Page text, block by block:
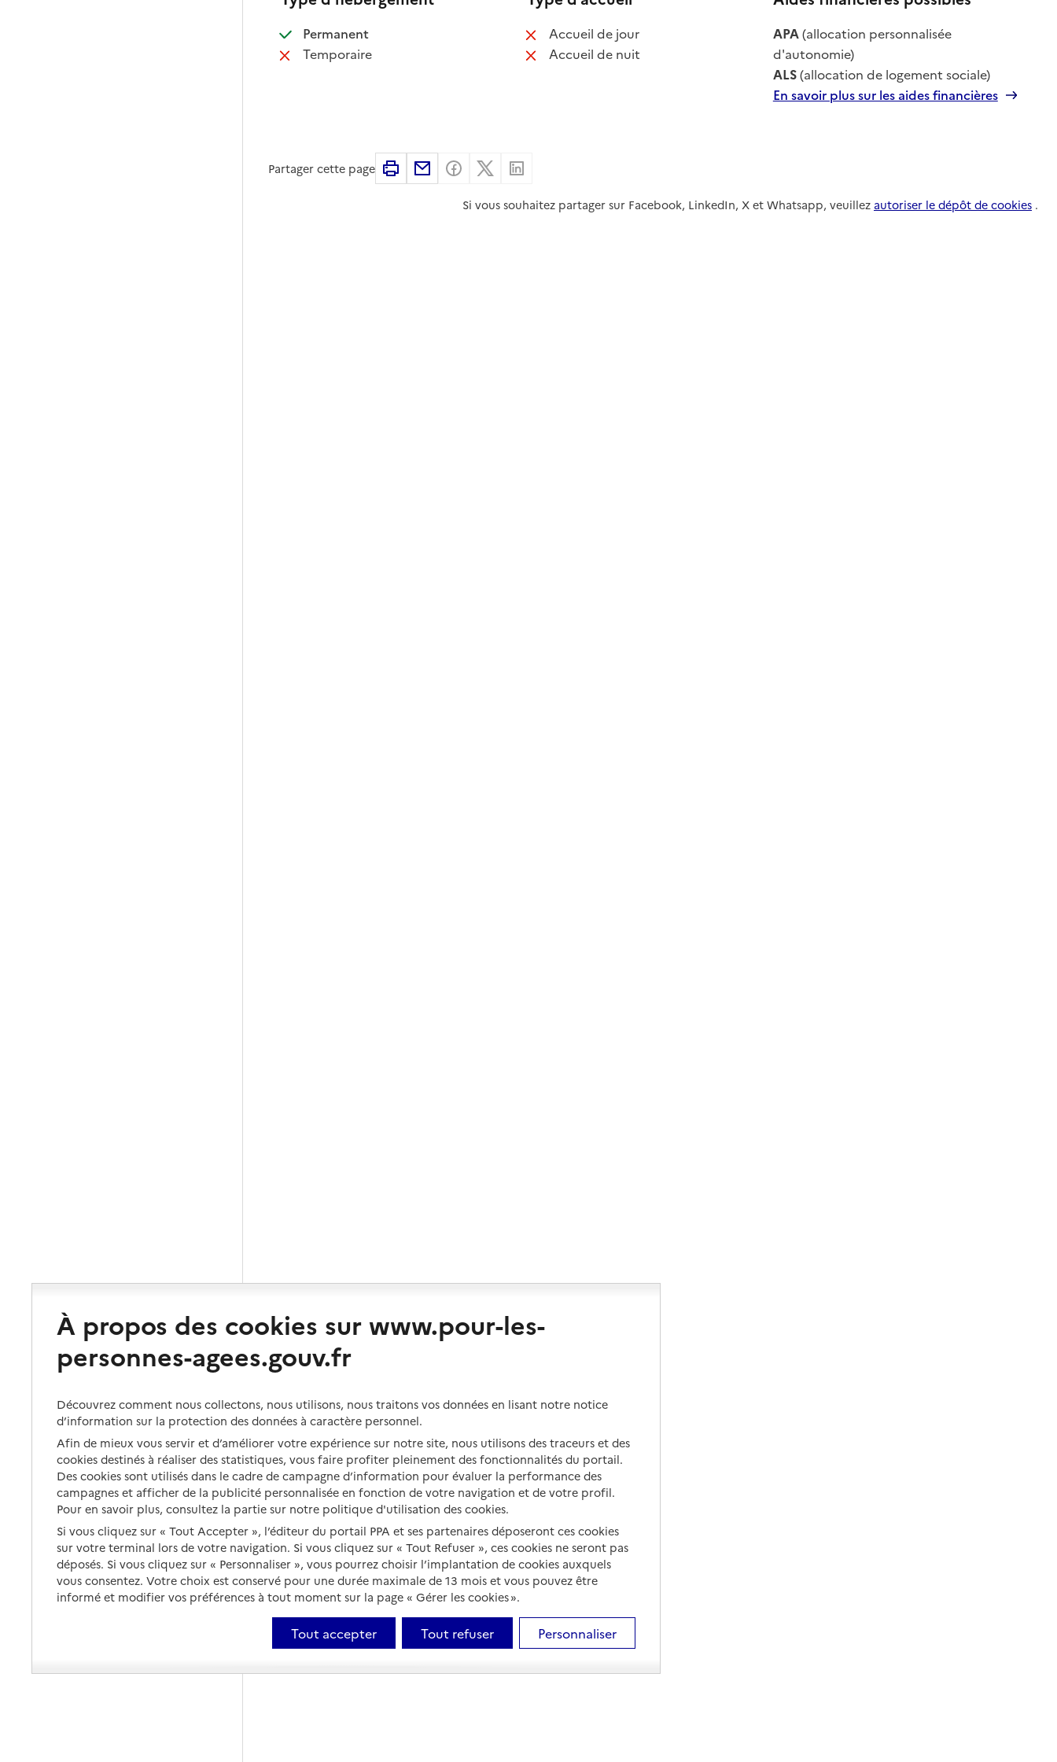
Permanent: disponible
Temporaire: non disponible
Accueil de jour: non disponible
Accueil de nuit: non disponible
APA(allocation personnalisée
d'autonomie)
ALS(allocation de logement sociale)
En savoir plus sur les aides financières
Partager cette page ImprimerPartager par email
Partager sur Facebook
Partager sur X
Si vous souhaitez partager sur Facebook, LinkedIn, X et Whatsapp, veuillez autoriser le dépôt de cookies .
À propos des cookies sur www.pour-les-
personnes-agees.gouv.fr
Découvrez comment nous collectons, nous utilisons, nous traitons vos données en lisant notre notice
d’information sur la protection des données à caractère personnel.
Afin de mieux vous servir et d’améliorer votre expérience sur notre site, nous utilisons des traceurs et des
cookies destinés à réaliser des statistiques, vous faire profiter pleinement des fonctionnalités du portail.
Des cookies sont utilisés dans le cadre de campagne d’information pour évaluer la performance des
campagnes et afficher de la publicité personnalisée en fonction de votre navigation et de votre profil.
Pour en savoir plus, consultez la partie sur notre politique d'utilisation des cookies.
Si vous cliquez sur « Tout Accepter », l’éditeur du portail PPA et ses partenaires déposeront ces cookies
sur votre terminal lors de votre navigation. Si vous cliquez sur « Tout Refuser », ces cookies ne seront pas
déposés. Si vous cliquez sur « Personnaliser », vous pourrez choisir l’implantation de cookies auxquels
vous consentez. Votre choix est conservé pour une durée maximale de 13 mois et vous pouvez être
informé et modifier vos préférences à tout moment sur la page « Gérer les cookies ».
Tout accepter Tout refuser Personnaliser